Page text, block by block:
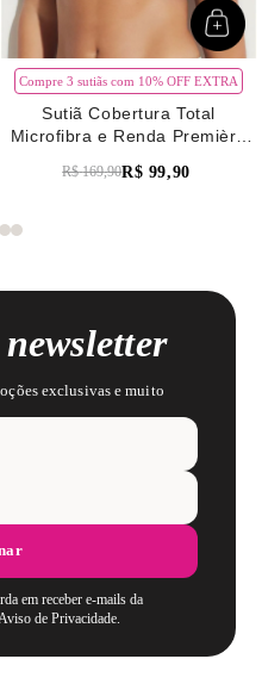
Compre 3 sutiãs com 10% OFF EXTRA
Sutiã Cobertura Total
Microfibra e Renda Première
R$ 169,90R$ 99,90
exclusivas e muito
em receber e-mails da
de Privacidade.